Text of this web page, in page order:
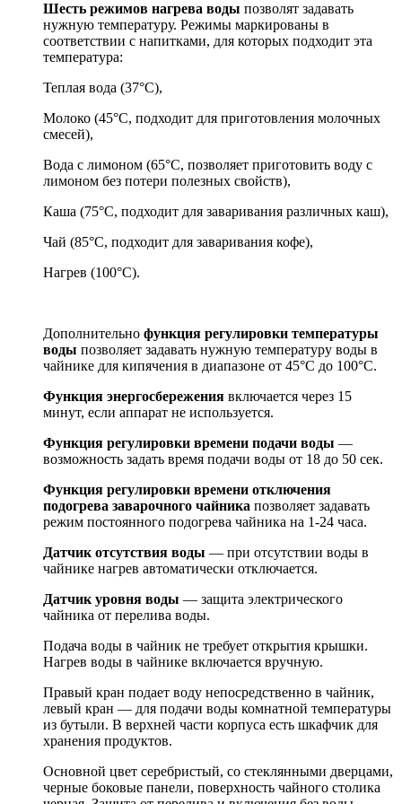
Шесть режимов нагрева воды позволят задавать
нужную температуру. Режимы маркированы в
соответствии с напитками, для которых подходит эта
температура:
Теплая вода (37°С),
Молоко (45°С, подходит для приготовления молочных
смесей),
Вода с лимоном (65°С, позволяет приготовить воду с
лимоном без потери полезных свойств),
Каша (75°С, подходит для заваривания различных каш),
Чай (85°С, подходит для заваривания кофе),
Нагрев (100°С).
Дополнительно функция регулировки температуры
воды позволяет задавать нужную температуру воды в
чайнике для кипячения в диапазоне от 45°С до 100°С.
Функция энергосбережения включается через 15
минут, если аппарат не используется.
Функция регулировки времени подачи воды —
возможность задать время подачи воды от 18 до 50 сек.
Функция регулировки времени отключения
подогрева заварочного чайника позволяет задавать
режим постоянного подогрева чайника на 1-24 часа.
Датчик отсутствия воды — при отсутствии воды в
чайнике нагрев автоматически отключается.
Датчик уровня воды — защита электрического
чайника от перелива воды.
Подача воды в чайник не требует открытия крышки.
Нагрев воды в чайнике включается вручную.
Правый кран подает воду непосредственно в чайник,
левый кран — для подачи воды комнатной температуры
из бутыли. В верхней части корпуса есть шкафчик для
хранения продуктов.
Основной цвет серебристый, со стеклянными дверцами,
черные боковые панели, поверхность чайного столика